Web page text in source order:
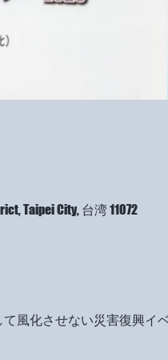
Taipei City, 台湾 11072
風化させない災害復興イ